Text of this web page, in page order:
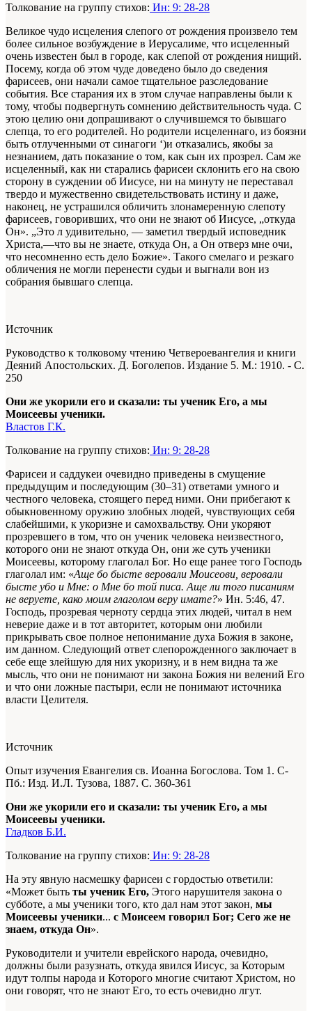
Толкование на группу стихов: Ин: 9: 28-28
Великое чудо исцеления слепого от рождения произвело тем
более сильное возбуждение в Иерусалиме, что исцеленный
очень известен был в городе, как слепой от рождения нищий.
Посему, когда об этом чуде доведено было до сведения
фарисеев, они начали самое тщательное разследование
события. Все старания их в этом случае направлены были к
тому, чтобы подвергнуть сомнению действительность чуда. С
этою целию они допрашивают о случившемся то бывшаго
слепца, то его родителей. Но родители исцеленнаго, из боязни
быть отлученными от синагоги ‘)и отказались, якобы за
незнанием, дать показание о том, как сын их прозрел. Сам же
исцеленный, как ни старались фарисеи склонить его на свою
сторону в суждении об Иисусе, ни на минуту не переставал
твердо и мужественно свидетельствовать истину и даже,
наконец, не устрашился обличить злонамеренную слепоту
фарисеев, говоривших, что они не знают об Иисусе, „откуда
Он». „Это л удивительно, — заметил твердый исповедник
Христа,—что вы не знаете, откуда Он, а Он отверз мне очи,
что несомненно есть дело Божие». Такого смелаго и резкаго
обличения не могли перенести судьи и выгнали вон из
собрания бывшаго слепца.
Источник
Руководство к толковому чтению Четвероевангелия и книги
Деяний Апостольских. Д. Боголепов. Издание 5. М.: 1910. - С.
250
Они же укорили его и сказали: ты ученик Его, а мы
Моисеевы ученики.
Властов Г.К.
Толкование на группу стихов: Ин: 9: 28-28
Фарисеи и саддукеи очевидно приведены в смущение
предыдущим и последующим (30–31) ответами умного и
честного человека, стоящего перед ними. Они прибегают к
обыкновенному оружию злобных людей, чувствующих себя
слабейшими, к укоризне и самохвальству. Они укоряют
прозревшего в том, что он ученик человека неизвестного,
которого они не знают откуда Он, они же суть ученики
Моисеевы, которому глаголал Бог. Но еще ранее того Господь
глаголал им: «Аще бо бысте веровали Моисеови, веровали
бысте убо и Мне: о Мне бо той писа. Аще ли того писаниям
не веруете, како моим глаголом веру имате?» Ин. 5:46, 47.
Господь, прозревая черноту сердца этих людей, читал в нем
неверие даже и в тот авторитет, которым они любили
прикрывать свое полное непонимание духа Божия в законе,
им данном. Следующий ответ слепорожденного заключает в
себе еще злейшую для них укоризну, и в нем видна та же
мысль, что они не понимают ни закона Божия ни велений Его
и что они ложные пастыри, если не понимают источника
власти Целителя.
Источник
Опыт изучения Евангелия св. Иоанна Богослова. Том 1. С-
Пб.: Изд. И.Л. Тузова, 1887. С. 360-361
Они же укорили его и сказали: ты ученик Его, а мы
Моисеевы ученики.
Гладков Б.И.
Толкование на группу стихов: Ин: 9: 28-28
На эту явную насмешку фарисеи с гордостью ответили:
«Может быть ты ученик Его, Этого нарушителя закона о
субботе, а мы ученики того, кто дал нам этот закон, мы
Моисеевы ученики... с Моисеем говорил Бог; Сего же не
знаем, откуда Он».
Руководители и учители еврейского народа, очевидно,
должны были разузнать, откуда явился Иисус, за Которым
идут толпы народа и Которого многие считают Христом, но
они говорят, что не знают Его, то есть очевидно лгут.